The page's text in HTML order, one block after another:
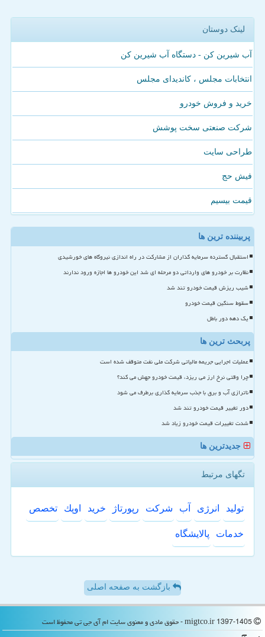
لینک دوستان
آب شیرین کن - دستگاه آب شیرین کن
انتخابات مجلس ، کاندیدای مجلس
خرید و فروش خودرو
شرکت صنعتی سخت پوشش
طراحی سایت
فیش حج
قیمت بیسیم
پربیننده ترین ها
استقبال گسترده سرمایه گذاران از مشارکت در راه اندازی نیروگاه های خورشیدی
نظارت بر خودرو های وارداتی دو مرحله ای شد این خودرو ها اجازه ورود ندارند
شیب ریزش قیمت خودرو تند شد
سقوط سنگین قیمت خودرو
یک دهه دور باطل
پربحث ترین ها
عملیات اجرایی جریمه مالیاتی شرکت ملی نفت متوقف شده است
چرا وقتی نرخ ارز می ریزد، قیمت خودرو جهش می کند؟
ناترازی آب و برق با جذب سرمایه گذاری برطرف می شود
دور تغییر قیمت خودرو تند شد
شدت تغییرات قیمت خودرو زیاد شد
جدیدترین ها
تگهای مرتبط
تولید انرژی آب شركت رپورتاژ خرید اوپك تخصص
خدمات پالایشگاه
بازگشت به صفحه اصلی